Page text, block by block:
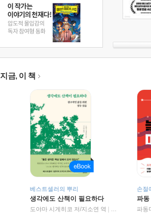
지금, 이 책
베스트셀러의 뿌리
생각에도 산책이 필요하다
도야마 시게히코 저/지소연 역
알에이치코리
손절
파동
파동